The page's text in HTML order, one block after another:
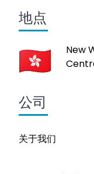
地点
New
公司
关于我们